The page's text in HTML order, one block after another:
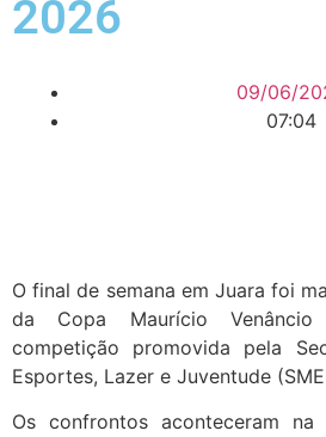
2026
09/06/
07:04
O final de semana em Juara foi
da Copa Maurício
competição promovida pela
Esportes, Lazer e Juventude
Os confrontos aconteceram na